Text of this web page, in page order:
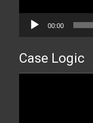
00:00
Case Logic